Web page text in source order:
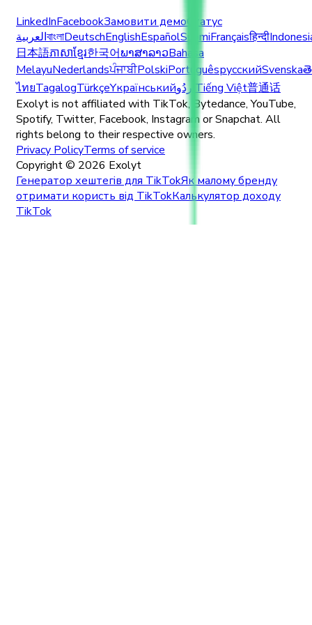
LinkedInFacebookЗамовити демоСтатус
العربيةবাংলাDeutschEnglishEspañolSuomiFrançaisहिन्दी
日本語ភាសាខ្មែរ한국어ພາສາລາວBahasa
MelayuNederlandsਪੰਜਾਬੀPolskiPortuguêsрусскийSvenska
ไทยTagalogTürkçeYкраїнськийاُردُو Tiếng Việt普通话
Exolyt is not affiliated with TikTok, Bytedance, YouTube,
Spotify, Twitter, Facebook, Instagram or Snapchat. All
rights belong to their respective owners.
Privacy PolicyTerms of service
Copyright © 2026 Exolyt
Генератор хештегів для TikTokЯк малому бренду
отримати користь від TikTokКалькулятор доходу
TikTok